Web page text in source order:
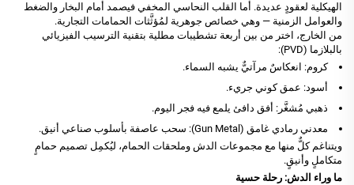
الهيكلية لعقودٍ عديدة. أما القلب النحاسي المخفي فيصمد أمام البخار والضغط
والعوامل الزمنية — وهي خصائص جوهرية لمُؤثَّثات الحمامات التجارية.
من الخارج، اختر من بين أربعة تشطيبات مطلية بتقنية الترسيب الفيزيائي
بالبلازما (PVD):
كروم: انعكاسٌ مرآتيٌّ يشبه السماء.
أسود: عمق كوني جريء.
ذهبي مُشغَّر: أفق دافئ يلمع فيه فجر اليوم.
معدني رمادي غامق (Gun Metal): سحب عاصفة بأسلوب صناعي أنيق.
ويتناغم كلٌّ منها مع مجموعات الدش وملحقات الحمام، ليُكمِل تصميم حمامٍ
متكاملٍ وأنيقٍ.
ما وراء الدش: رحلة حسية